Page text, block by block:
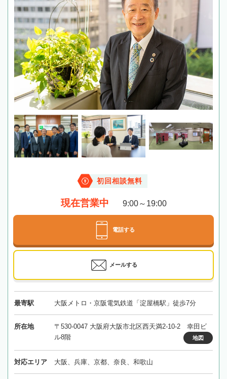
初回相談無料
現在営業中 9:00～19:00
電話する
メールする
最寄駅 大阪メトロ・京阪電気鉄道「淀屋橋駅」徒歩7分
所在地
〒530-0047 大阪府大阪市北区西天満2-10-2 幸田ビ
ル8階
地図
対応エリア 大阪、兵庫、京都、奈良、和歌山